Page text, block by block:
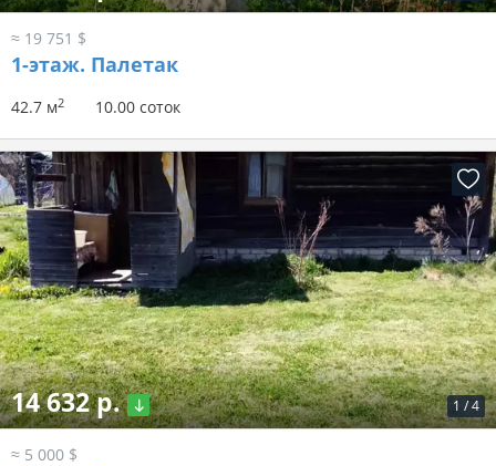
≈ 19 751 $
1-этаж. Палетак
42.7 м2 10.00 соток
1 /4
14 632 р.
≈ 5 000 $